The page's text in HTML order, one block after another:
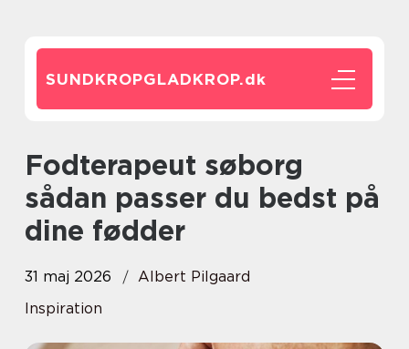
SUNDKROPGLADKROP.dk
Fodterapeut søborg
sådan passer du bedst på
dine fødder
31 maj 2026
Albert Pilgaard
Inspiration